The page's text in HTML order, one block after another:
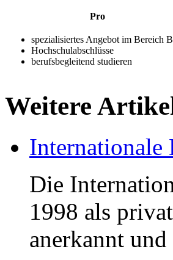
Pro
spezialisiertes Angebot im Bereich
Hochschulabschlüsse
berufsbegleitend studieren
Weitere
Internationale
Die
1998 als
anerkannt